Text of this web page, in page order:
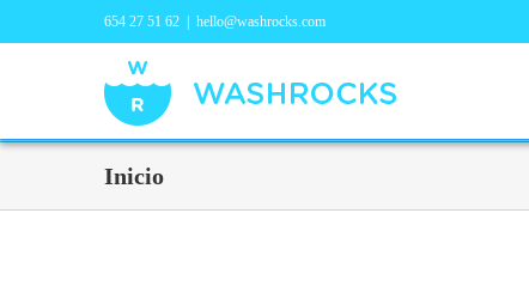
654 27 51 62 | hello@washrocks.com
Inicio